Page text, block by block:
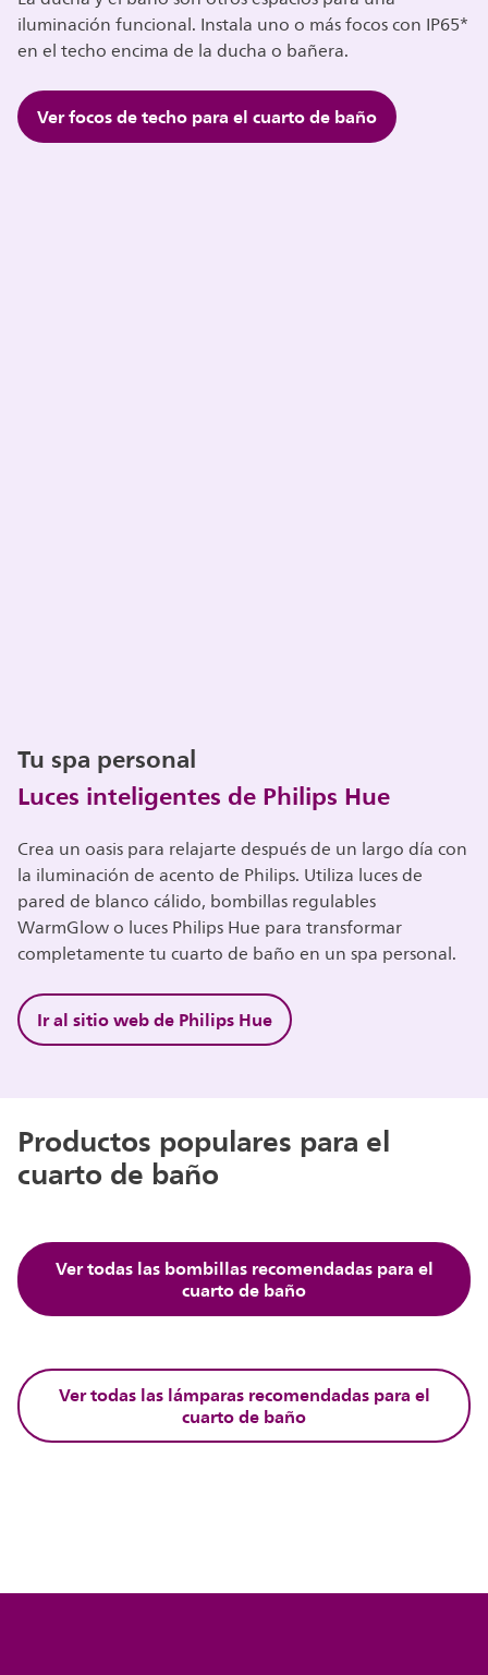
iluminación funcional. Instala uno o más focos con IP65*
en el techo encima de la ducha o bañera.
Ver focos de techo para el cuarto de baño
Tu spa personal
Luces inteligentes de Philips Hue
Crea un oasis para relajarte después de un largo día con
la iluminación de acento de Philips. Utiliza luces de
pared de blanco cálido, bombillas regulables
WarmGlow o luces Philips Hue para transformar
completamente tu cuarto de baño en un spa personal.
Ir al sitio web de Philips Hue
Productos populares para el
cuarto de baño
Ver todas las bombillas recomendadas para el
cuarto de baño
Ver todas las lámparas recomendadas para el
cuarto de baño